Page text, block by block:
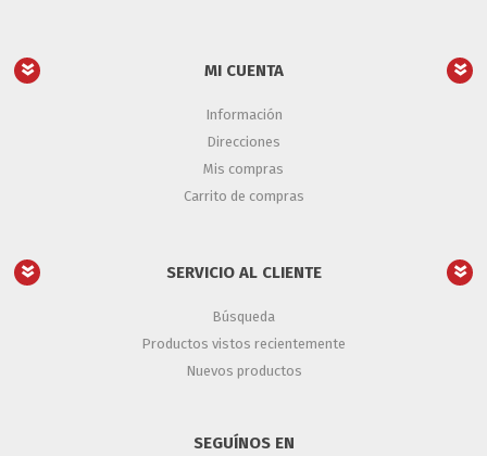
MI CUENTA
Información
Direcciones
Mis compras
Carrito de compras
SERVICIO AL CLIENTE
Búsqueda
Productos vistos recientemente
Nuevos productos
SEGUÍNOS EN